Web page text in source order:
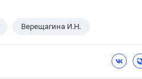
Верещагина И.Н.